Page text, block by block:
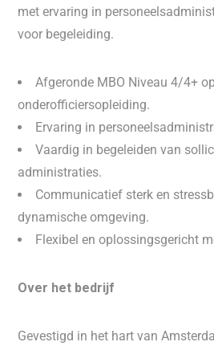
met ervaring in
voor begeleiding.
Afgeronde MBO Niveau 4/4+
onderofficiersopleiding.
Ervaring in
Vaardig in begeleiden van
administraties.
Communicatief sterk en
dynamische omgeving.
Flexibel en oplossingsgericht
Over het bedrijf
Gevestigd in het hart van